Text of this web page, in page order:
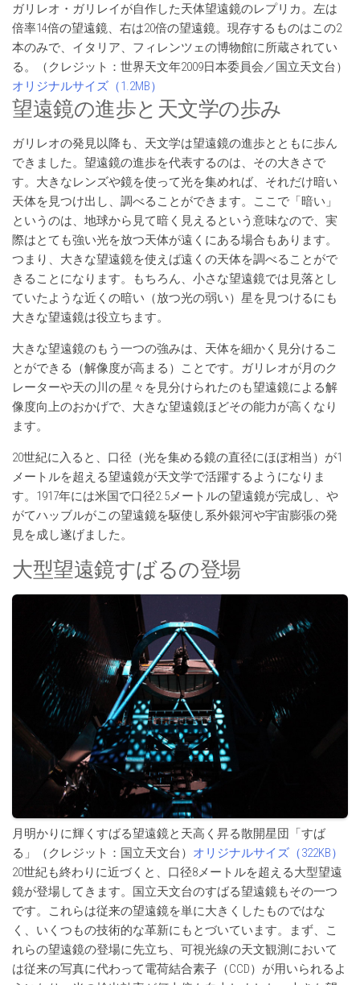
ガリレオ・ガリレイが自作した天体望遠鏡のレプリカ。左は
倍率14倍の望遠鏡、右は20倍の望遠鏡。現存するものはこの2
本のみで、イタリア、フィレンツェの博物館に所蔵されてい
る。（クレジット：世界天文年2009日本委員会／国立天文台）
オリジナルサイズ（1.2MB）
望遠鏡の進歩と天文学の歩み
ガリレオの発見以降も、天文学は望遠鏡の進歩とともに歩ん
できました。望遠鏡の進歩を代表するのは、その大きさで
す。大きなレンズや鏡を使って光を集めれば、それだけ暗い
天体を見つけ出し、調べることができます。ここで「暗い」
というのは、地球から見て暗く見えるという意味なので、実
際はとても強い光を放つ天体が遠くにある場合もあります。
つまり、大きな望遠鏡を使えば遠くの天体を調べることがで
きることになります。もちろん、小さな望遠鏡では見落とし
ていたような近くの暗い（放つ光の弱い）星を見つけるにも
大きな望遠鏡は役立ちます。
大きな望遠鏡のもう一つの強みは、天体を細かく見分けるこ
とができる（解像度が高まる）ことです。ガリレオが月のク
レーターや天の川の星々を見分けられたのも望遠鏡による解
像度向上のおかげで、大きな望遠鏡ほどその能力が高くなり
ます。
20世紀に入ると、口径（光を集める鏡の直径にほぼ相当）が1
メートルを超える望遠鏡が天文学で活躍するようになりま
す。1917年には米国で口径2.5メートルの望遠鏡が完成し、や
がてハッブルがこの望遠鏡を駆使し系外銀河や宇宙膨張の発
見を成し遂げました。
大型望遠鏡すばるの登場
月明かりに輝くすばる望遠鏡と天高く昇る散開星団「すば
る」（クレジット：国立天文台） オリジナルサイズ（322KB）
20世紀も終わりに近づくと、口径8メートルを超える大型望遠
鏡が登場してきます。国立天文台のすばる望遠鏡もその一つ
です。これらは従来の望遠鏡を単に大きくしたものではな
く、いくつもの技術的な革新にもとづいています。まず、こ
れらの望遠鏡の登場に先立ち、可視光線の天文観測において
は従来の写真に代わって電荷結合素子（CCD）が用いられるよ